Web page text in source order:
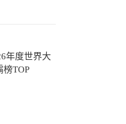
年度世界大
榜TOP